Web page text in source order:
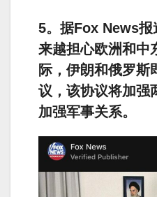
5。据Fox News报
来越担心欧洲和中
际，伊朗和俄罗斯
议，该协议将加强
加强军事关系。